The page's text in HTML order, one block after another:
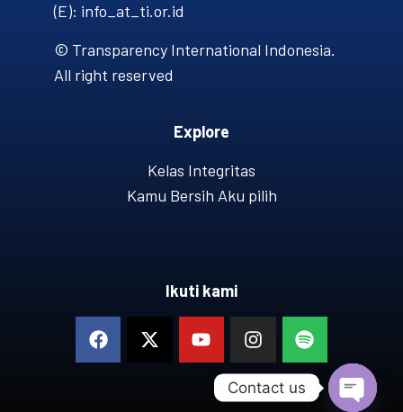
(E): info_at_ti.or.id
© Transparency International Indonesia.
All right reserved
Explore
Kelas Integritas
Kamu Bersih Aku pilih
Ikuti kami
Contact us